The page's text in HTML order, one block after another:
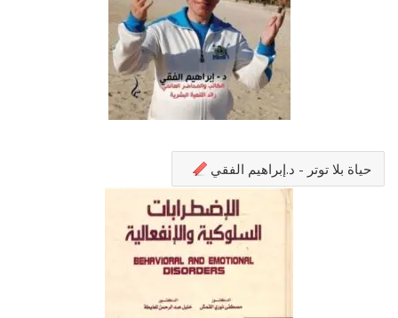
حياة بلا توتر - د.إبراهيم الفقي